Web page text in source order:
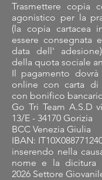
Trasmettere copia
agonistico per la
(la copia cartacea
essere consegnata
data dell'
della quota sociale
Il pagamento dovrà
online con carta di
con bonifico
Go Tri Team A.S.D
13/E - 34170 Gorizia
BCC Venezia Giulia
IBAN:
inserendo nella
nome e la dicitura
2026 Settore